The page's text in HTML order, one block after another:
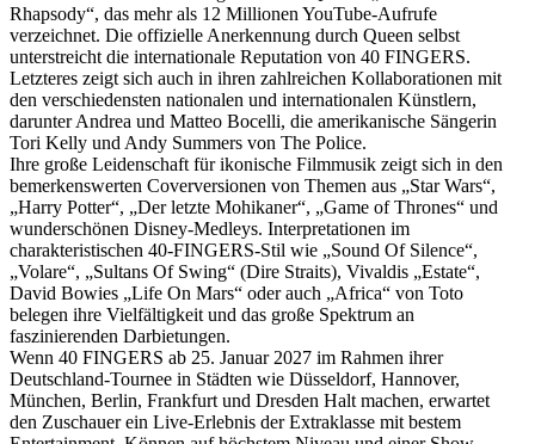
Rhapsody“, das mehr als 12 Millionen YouTube-Aufrufe
verzeichnet. Die offizielle Anerkennung durch Queen selbst
unterstreicht die internationale Reputation von 40 FINGERS.
Letzteres zeigt sich auch in ihren zahlreichen Kollaborationen mit
den verschiedensten nationalen und internationalen Künstlern,
darunter Andrea und Matteo Bocelli, die amerikanische Sängerin
Tori Kelly und Andy Summers von The Police.
Ihre große Leidenschaft für ikonische Filmmusik zeigt sich in den
bemerkenswerten Coverversionen von Themen aus „Star Wars“,
„Harry Potter“, „Der letzte Mohikaner“, „Game of Thrones“ und
wunderschönen Disney-Medleys. Interpretationen im
charakteristischen 40-FINGERS-Stil wie „Sound Of Silence“,
„Volare“, „Sultans Of Swing“ (Dire Straits), Vivaldis „Estate“,
David Bowies „Life On Mars“ oder auch „Africa“ von Toto
belegen ihre Vielfältigkeit und das große Spektrum an
faszinierenden Darbietungen.
Wenn 40 FINGERS ab 25. Januar 2027 im Rahmen ihrer
Deutschland-Tournee in Städten wie Düsseldorf, Hannover,
München, Berlin, Frankfurt und Dresden Halt machen, erwartet
den Zuschauer ein Live-Erlebnis der Extraklasse mit bestem